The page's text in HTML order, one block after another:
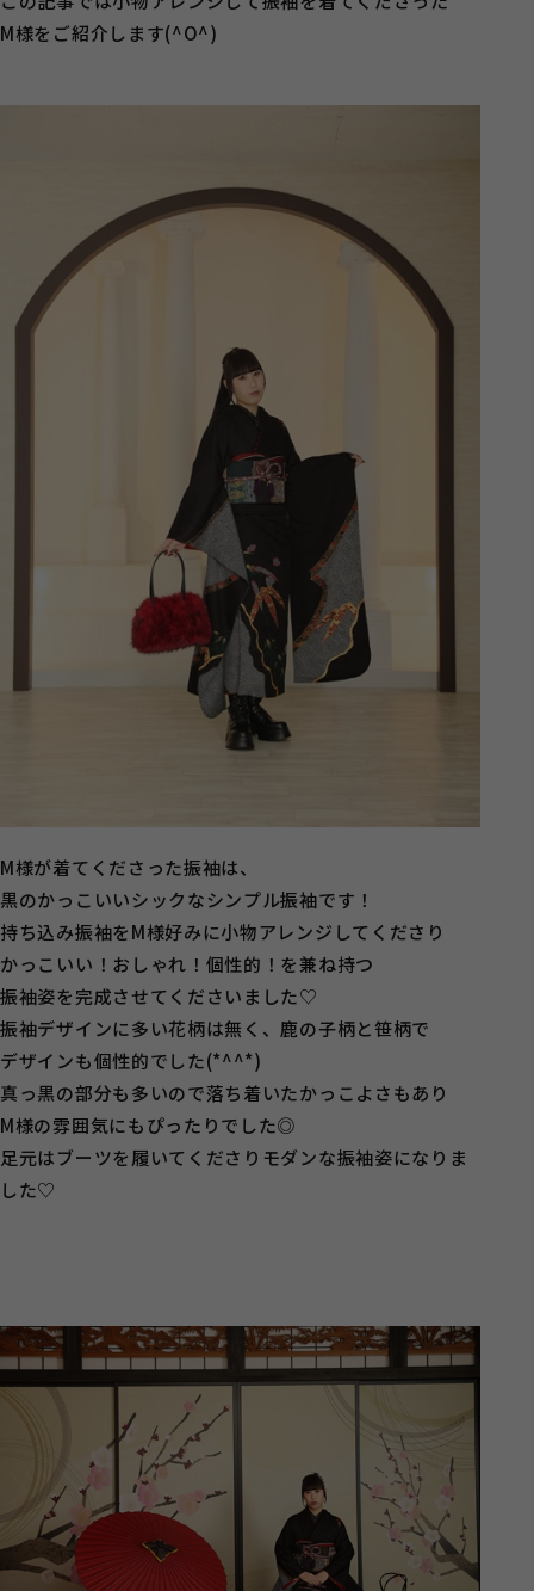
M様をご紹介します(^O^)
M様が着てくださった振袖は、
黒のかっこいいシックなシンプル振袖です！
持ち込み振袖をM様好みに小物アレンジしてくださり
かっこいい！おしゃれ！個性的！を兼ね持つ
振袖姿を完成させてくださいました♡
振袖デザインに多い花柄は無く、鹿の子柄と笹柄で
デザインも個性的でした(*^^*)
真っ黒の部分も多いので落ち着いたかっこよさもあり
M様の雰囲気にもぴったりでした◎
足元はブーツを履いてくださりモダンな振袖姿になりま
した♡